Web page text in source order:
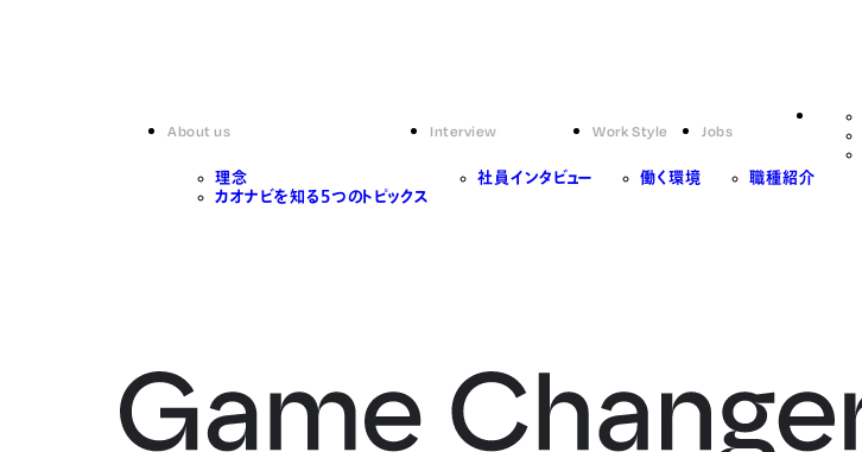
About us
理念
カオナビを知る5つのトピックス
Interview
社員インタビュー
Work Style
働く環境
Jobs
職種紹介